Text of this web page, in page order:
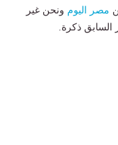
مصر اليوم ونحن غير
السابق ذكرة.